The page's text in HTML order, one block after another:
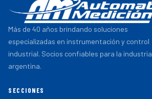
Más de 40 años brindando soluciones
especializadas en instrumentación y control
industrial. Socios confiables para la industria
argentina.
SECCIONES